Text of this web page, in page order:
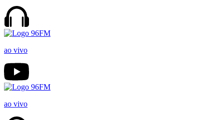
ao vivo
ao vivo